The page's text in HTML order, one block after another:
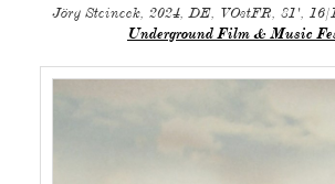
Jörg Steineck, 2024, DE, VOstFR, 81', 16/
Underground Film & Music